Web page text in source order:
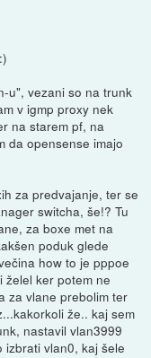
u", vezani so na trunk
v igmp proxy nek
na starem pf, na
da opensense imajo
za predvajanje, ter se
switcha, še!? Tu
za boxe met na
poduk glede
how to je pppoe
želel ker potem ne
za vlane prebolim ter
že.. kaj sem
nastavil vlan3999
izbrati vlan0, kaj šele